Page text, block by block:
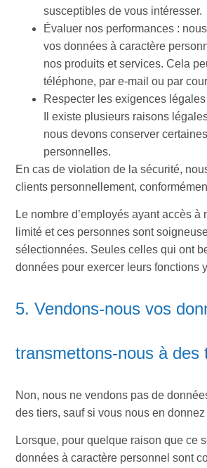
susceptibles de vous intéresser.
Évaluer nos performances :
vos données à caractère
nos produits et services. Cela
téléphone, par e-mail ou par
Respecter les exigences légales
Il existe plusieurs raisons
nous devons conserver
personnelles.
En cas de violation de la sécurité,
clients personnellement,
Le nombre d’employés ayant accès à
limité et ces personnes sont
sélectionnées. Seules celles qui ont
données pour exercer leurs fonctions
5. Vendons-nous vos
transmettons-nous à des
Non, nous ne vendons pas de
des tiers, sauf si vous nous en donnez
Lorsque, pour quelque raison que ce
données à caractère personnel sont